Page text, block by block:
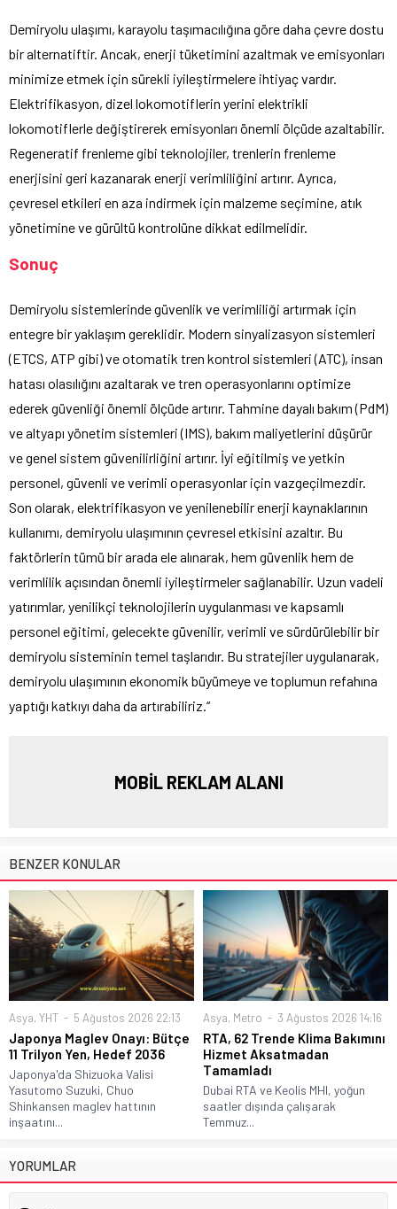
Demiryolu ulaşımı, karayolu taşımacılığına göre daha çevre dostu
bir alternatiftir. Ancak, enerji tüketimini azaltmak ve emisyonları
minimize etmek için sürekli iyileştirmelere ihtiyaç vardır.
Elektrifikasyon, dizel lokomotiflerin yerini elektrikli
lokomotiflerle değiştirerek emisyonları önemli ölçüde azaltabilir.
Regeneratif frenleme gibi teknolojiler, trenlerin frenleme
enerjisini geri kazanarak enerji verimliliğini artırır. Ayrıca,
çevresel etkileri en aza indirmek için malzeme seçimine, atık
yönetimine ve gürültü kontrolüne dikkat edilmelidir.
Sonuç
Demiryolu sistemlerinde güvenlik ve verimliliği artırmak için
entegre bir yaklaşım gereklidir. Modern sinyalizasyon sistemleri
(ETCS, ATP gibi) ve otomatik tren kontrol sistemleri (ATC), insan
hatası olasılığını azaltarak ve tren operasyonlarını optimize
ederek güvenliği önemli ölçüde artırır. Tahmine dayalı bakım (PdM)
ve altyapı yönetim sistemleri (IMS), bakım maliyetlerini düşürür
ve genel sistem güvenilirliğini artırır. İyi eğitilmiş ve yetkin
personel, güvenli ve verimli operasyonlar için vazgeçilmezdir.
Son olarak, elektrifikasyon ve yenilenebilir enerji kaynaklarının
kullanımı, demiryolu ulaşımının çevresel etkisini azaltır. Bu
faktörlerin tümü bir arada ele alınarak, hem güvenlik hem de
verimlilik açısından önemli iyileştirmeler sağlanabilir. Uzun vadeli
yatırımlar, yenilikçi teknolojilerin uygulanması ve kapsamlı
personel eğitimi, gelecekte güvenilir, verimli ve sürdürülebilir bir
demiryolu sisteminin temel taşlarıdır. Bu stratejiler uygulanarak,
demiryolu ulaşımının ekonomik büyümeye ve toplumun refahına
yaptığı katkıyı daha da artırabiliriz.“
MOBİL REKLAM ALANI
BENZER KONULAR
Asya, YHT 5 Ağustos 2026 22:13
Japonya Maglev Onayı: Bütçe
11 Trilyon Yen, Hedef 2036
Japonya'da Shizuoka Valisi
Yasutomo Suzuki, Chuo
Shinkansen maglev hattının
inşaatını...
Asya, Metro 3 Ağustos 2026 14:16
RTA, 62 Trende Klima Bakımını
Hizmet Aksatmadan
Tamamladı
Dubai RTA ve Keolis MHI, yoğun
saatler dışında çalışarak
Temmuz...
YORUMLAR